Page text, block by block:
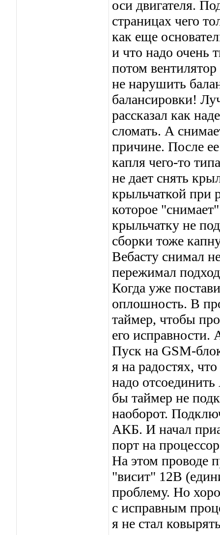
оси двигателя.
страницах чего
как еще
и что надо очень
потом
не нарушить
балансировки!
рассказал как
сломать. А
причине. После
капля чего-то
не дает снять
крыльчаткой при
которое
крыльчатку не
сборки тоже
Вебасту снимал
пережимал
Когда уже
оплошность. В
таймер, чтобы
его исправности.
Пуск на GSM-
я на радостях,
надо
бы таймер не
наоборот.
АКБ. И начал
порт на
На этом проводе
"висит" 12В
проблему. Но
с исправным
я не стал